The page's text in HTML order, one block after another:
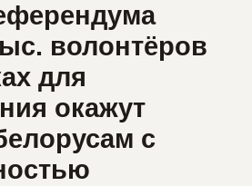
волонтёров
для
окажут
с